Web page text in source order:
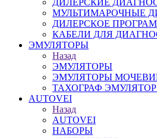
ДИЛЕРСКИЕ
МУЛЬТИМАРОЧНЫЕ
ДИЛЕРСКОЕ
КАБЕЛИ ДЛЯ
ЭМУЛЯТОРЫ
Назад
ЭМУЛЯТОРЫ
ЭМУЛЯТОРЫ
ТАХОГРАФ
AUTOVEI
Назад
AUTOVEI
НАБОРЫ